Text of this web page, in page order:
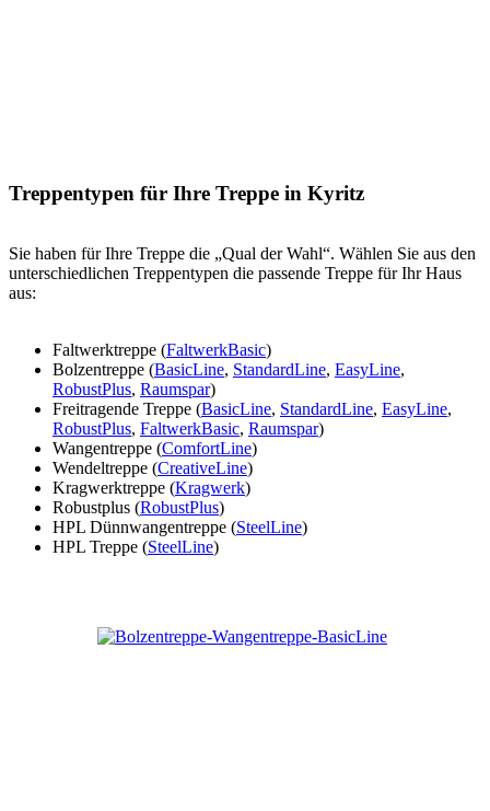
Treppentypen für Ihre Treppe in Kyritz
Sie haben für Ihre Treppe die „Qual der Wahl“. Wählen Sie aus den
unterschiedlichen Treppentypen die passende Treppe für Ihr Haus
aus:
Faltwerktreppe (FaltwerkBasic)
Bolzentreppe (BasicLine, StandardLine, EasyLine,
RobustPlus, Raumspar)
Freitragende Treppe (BasicLine, StandardLine, EasyLine,
RobustPlus, FaltwerkBasic, Raumspar)
Wangentreppe (ComfortLine)
Wendeltreppe (CreativeLine)
Kragwerktreppe (Kragwerk)
Robustplus (RobustPlus)
HPL Dünnwangentreppe (SteelLine)
HPL Treppe (SteelLine)